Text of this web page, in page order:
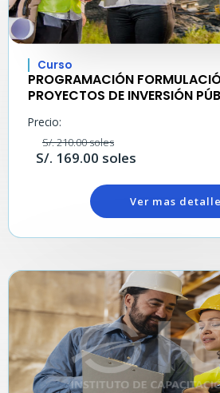
Curso
PROGRAMACIÓN
PROYECTOS DE INVERSIÓN
Precio:
S/. 210.00 soles
S/. 169.00 soles
Ver mas